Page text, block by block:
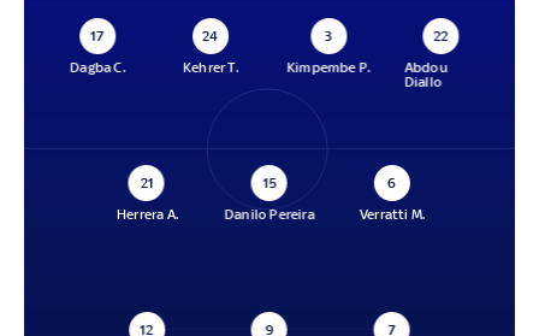
17
Dagba C.
24
Kehrer T.
3
Kimpembe P.
22
Abdou
Diallo
21
Herrera A.
15
Danilo Pereira
6
Verratti M.
12
9
7